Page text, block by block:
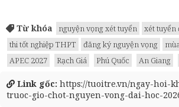
Từ khóa nguyện vọng xét tuyển
xét tuyển
thi tốt nghiệp THPT
đăng ký nguyện vọng
APEC 2027
Rạch Giá Phú Quốc An Giang
Link gốc: https://tuoitre.vn/ngay-hoi-
truoc-gio-chot-nguyen-vong-dai-hoc-